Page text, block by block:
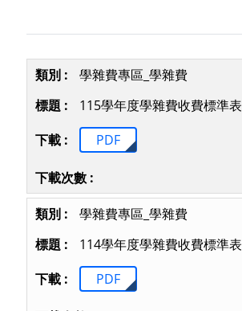
學雜費專區_學雜費
115學年度學雜費收費標準表
PDF
學雜費專區_學雜費
114學年度學雜費收費標準表
PDF